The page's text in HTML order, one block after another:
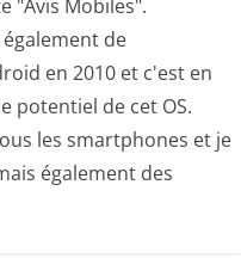
"Avis Mobiles".
de
en 2010 et c'est en
potentiel de cet OS.
les smartphones et je
également des